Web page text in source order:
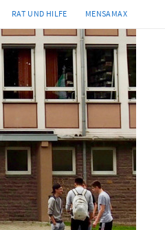
RAT UND HILFE MENSAMAX